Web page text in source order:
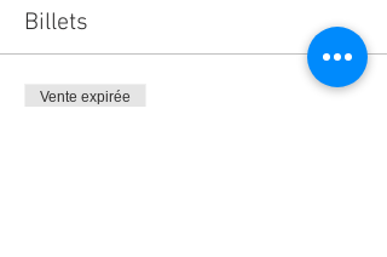
Huiles végétales, beurres, pigments…
venez découvrir les ingrédients naturels
qui composent vos soins maquillages
naturels.
Zoom sur les règles d’or de la
Billets
Vente expirée